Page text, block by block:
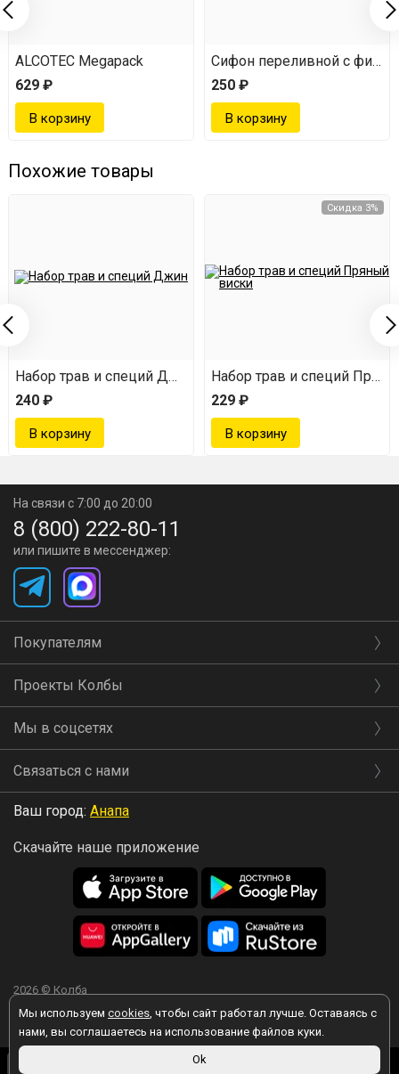
Теперь варим сироп. Рассчитываем: 400 г
декстрозы или сахара на 1 000 мл воды.
Остужаем сироп и смешиваем с ранее
Разливаем готовый продукт по бутылкам, даём
На выходе вы получаете 40-градусную наливку с
богатейшим вкусом вишни, ванили и бочковой
выдержки.
ALCOTEC Megapack
629 ₽
Сифон переливной с
250 ₽
Похожие товары
Набор трав и специй Джин
240 ₽
Скидка 3%
Набор трав и специй
229 ₽
Мы используем cookies, чтобы сайт работал лучше. Оставаясь с
нами, вы соглашаетесь на использование файлов куки.
Ok
На связи с 7:00 до 20:00
8 (800) 222-80-11
или пишите в мессенджер:
Покупателям
Проекты Колбы
Мы в соцсетях
Связаться с нами
Ваш город: Анапа
Скачайте наше приложение
2026 © Колба
Вы принимаете условия политики в отношении обработки
персональных данных